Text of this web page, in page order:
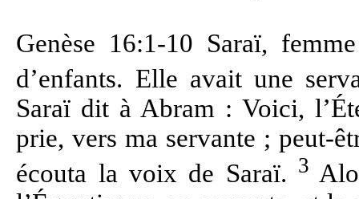
Genèse 16:1-10 Saraï,
d’enfants. Elle avait une
Saraï dit à Abram : Voici,
prie, vers ma servante ; peut-
écouta la voix de Saraï. 3